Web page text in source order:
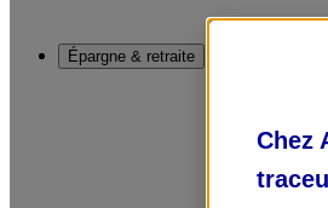
Épargne & retraite
Chez